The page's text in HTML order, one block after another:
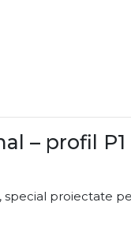
– profil
proiectate